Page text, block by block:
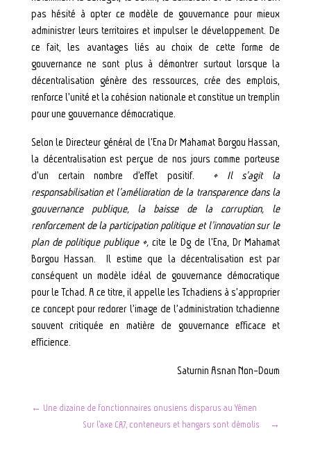
pas hésité à opter ce modèle de gouvernance pour mieux
administrer leurs territoires et impulser le développement. De
ce fait, les avantages liés au choix de cette forme de
gouvernance ne sont plus à démontrer surtout lorsque la
décentralisation génère des ressources, crée des emplois,
renforce l’unité et la cohésion nationale et constitue un tremplin
pour une gouvernance démocratique.
Selon le Directeur général de l’Ena Dr Mahamat Borgou Hassan,
la décentralisation est perçue de nos jours comme porteuse
d’un certain nombre d’effet positif.
« Il s’agit la
responsabilisation et l’amélioration de la transparence dans la
gouvernance publique, la baisse de la corruption, le
renforcement de la participation politique et l’innovation sur le
plan de politique publique »,cite le Dg de l’Ena, Dr Mahamat
Borgou Hassan. Il estime que la décentralisation est par
conséquent un modèle idéal de gouvernance démocratique
pour le Tchad. A ce titre, il appelle les Tchadiens à s’approprier
ce concept pour redorer l’image de l’administration tchadienne
souvent critiquée en matière de gouvernance efficace et
efficience.
Saturnin Asnan Non-Doum
← Une dizaine de fonctionnaires onusiens disparus au Yémen
Sur l’axe CA7, conteneurs et hangars sont démolis
→